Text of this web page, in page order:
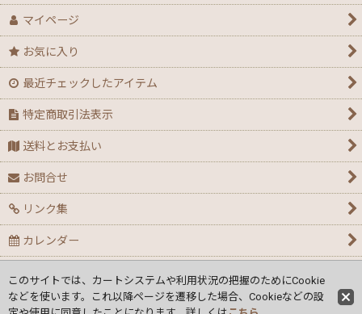
マイページ
お気に入り
最近チェックしたアイテム
特定商取引法表示
送料とお支払い
お問合せ
リンク集
カレンダー
ご利用ガイド
このサイトでは、カートシステムや利用状況の把握のためにCookie
などを使います。これ以降ページを遷移した場合、Cookieなどの設